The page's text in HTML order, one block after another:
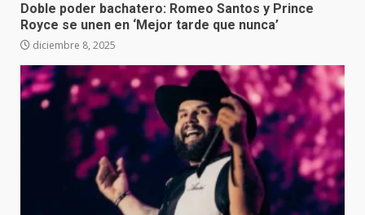
Doble poder bachatero: Romeo Santos y Prince
Royce se unen en ‘Mejor tarde que nunca’
diciembre 8, 2025